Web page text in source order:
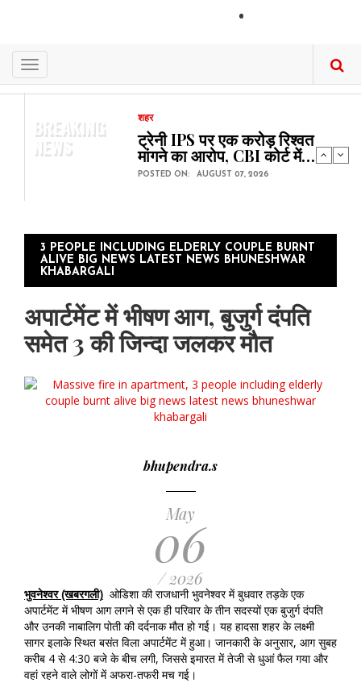
content
Toggle
navigation
BREAKING
NEWS
शहर
ट्रेनी IPS पर एक करोड़ रिश्वत
मांगने का आरोप, CBI कोर्ट में…
POSTED ON: AUGUST 07, 2026
3 PEOPLE INCLUDING ELDERLY COUPLE BURNT
ALIVE BIG NEWS LATEST NEWS BHUNESHWAR
KHABARGALI
अपार्टमेंट में भीषण आग, बुजुर्ग दंपति
समेत 3 की जिन्दा जलकर मौत
bhupendra.s
May
06
/ 2026
भुवनेश्वर (खबरगली) ओडिशा की राजधानी भुवनेश्वर में बुधवार तड़के एक
अपार्टमेंट में भीषण आग लगने से एक ही परिवार के तीन सदस्यों एक बुजुर्ग दंपति
और उनकी नाबालिग पोती की दर्दनाक मौत हो गई। यह हादसा शहर के लक्ष्मी
सागर इलाके स्थित बसंत विला अपार्टमेंट में हुआ। जानकारी के अनुसार, आग सुबह
करीब 4 से 4:30 बजे के बीच लगी, जिससे इमारत में तेजी से धुआं फैल गया और
वहां रहने वाले लोगों में अफरा-तफरी मच गई।